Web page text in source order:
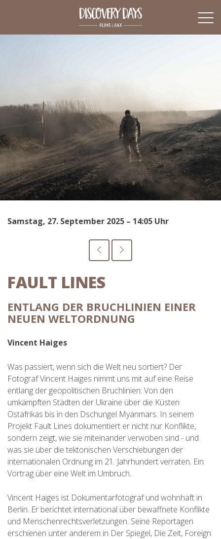
Samstag, 27. September 2025 – 14:05 Uhr
FAULT LINES
ENTLANG DER BRUCHLINIEN EINER
NEUEN WELTORDNUNG
Vincent Haiges
Was passiert, wenn sich die Welt neu sortiert? Der
Fotograf Vincent Haiges nimmt uns mit auf eine Reise
entlang der geopolitischen Bruchlinien: Von den
umkämpften Städten der Ukraine über die Küsten
Ostafrikas bis in den Dschungel Myanmars. In seinem
Projekt Fault Lines dokumentiert er nicht nur Konflikte,
sondern zeigt, wie sie miteinander verwoben sind - und
was sie über die tektonischen Verschiebungen der
internationalen Ordnung im 21. Jahrhundert verraten. Ein
Vortrag über eine Welt im Umbruch.
Vincent Haiges ist Dokumentarfotograf und wohnhaft in
Berlin. Er berichtet international über bewaffnete Konflikte
und Menschenrechtsverletzungen. Seine Reportagen
erschienen unter anderem in Der Spiegel, Die Zeit, Foreign